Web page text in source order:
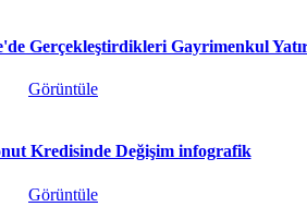
Gerçekleştirdikleri Gayrimenkul
Görüntüle
Kredisinde Değişim infografik
Görüntüle